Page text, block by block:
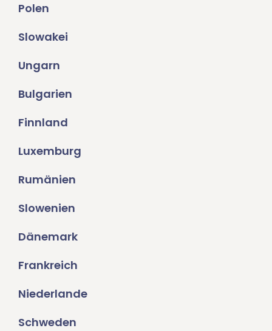
Polen
Slowakei
Ungarn
Bulgarien
Finnland
Luxemburg
Rumänien
Slowenien
Dänemark
Frankreich
Niederlande
Schweden